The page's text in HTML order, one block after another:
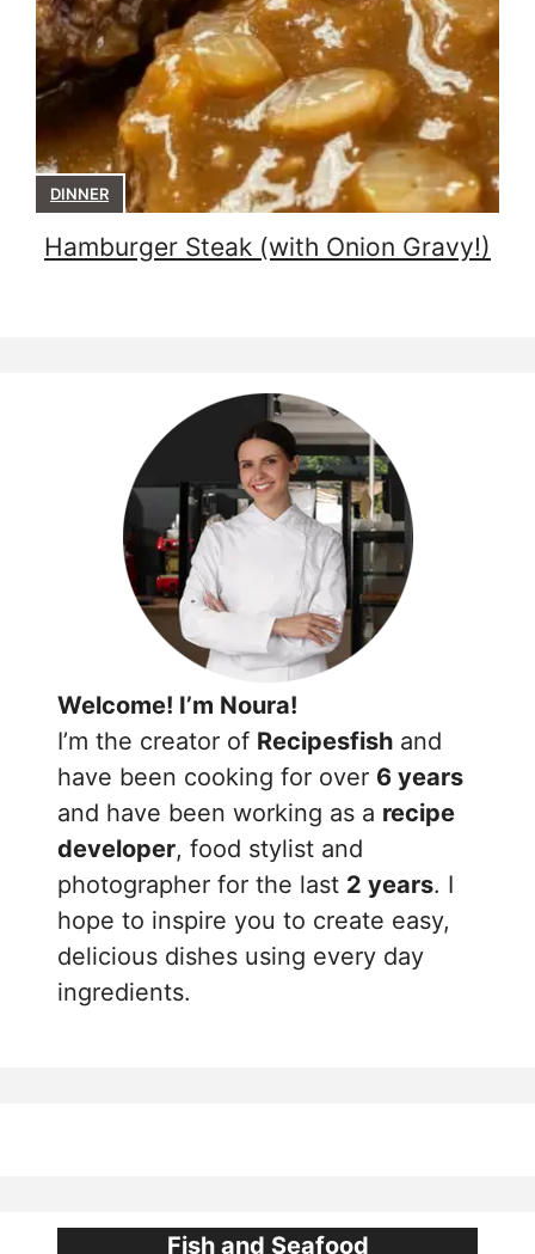
DINNER
Hamburger Steak (with Onion Gravy!)
Welcome! I’m Noura!
I’m the creator of Recipesfish and
have been cooking for over 6 years
and have been working as a recipe
developer, food stylist and
photographer for the last 2 years. I
hope to inspire you to create easy,
delicious dishes using every day
ingredients.
Fish and Seafood